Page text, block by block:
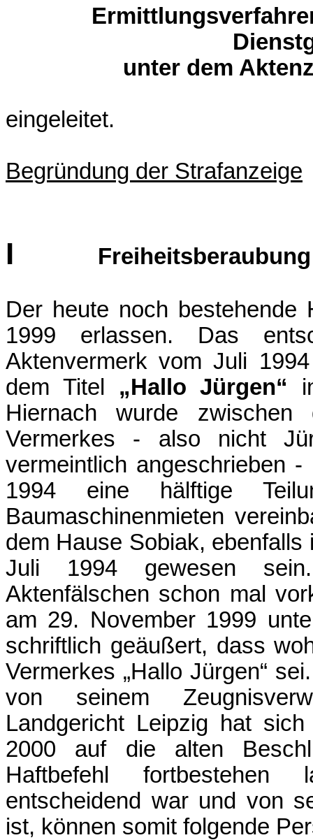
unter dem
eingeleitet.
Begründung der Strafanzeige
I Freiheitsberaubung
Der heute noch bestehende
1999 erlassen. Das
Aktenvermerk vom Juli
dem Titel „Hallo Jürgen“
Hiernach wurde zwischen
Vermerkes - also nicht
vermeintlich angeschrieben
1994 eine hälftige
Baumaschinenmieten
dem Hause Sobiak,
Juli 1994 gewesen
Aktenfälschen schon mal
am 29. November 1999
schriftlich geäußert, dass
Vermerkes „Hallo Jürgen“
von seinem
Landgericht Leipzig hat
2000 auf die alten
Haftbefehl
entscheidend war und von
ist, können somit folgende